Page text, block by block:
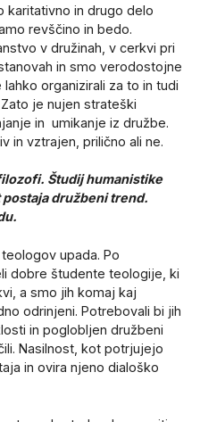
karitativno in drugo delo
revščino in bedo.
v družinah, v cerkvi pri
in smo verodostojne
organizirali za to in tudi
je nujen strateški
in umikanje iz družbe.
in vztrajen, prilično ali ne.
Študij humanistike
družbeni trend.
upada. Po
dobre študente teologije, ki
a smo jih komaj kaj
odrinjeni. Potrebovali bi jih
in poglobljen družbeni
Nasilnost, kot potrjujejo
in ovira njeno dialoško